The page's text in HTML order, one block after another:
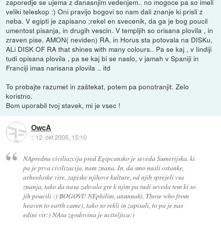
veliki teleskop :) Oni pravijo bogovi so nam dali znanje ki prisli z
neba. V egipti je zapisano ;rekel en svecenik, da ga je bog poucil
umentost pisanja, in drugih vescin. V templjih so orisana plovila , in
zraven pise, AMON( neviden) RA, in Horus sta potovala na DISKu,
ALi DISK OF RA that shines with many colours.. Pa se kaj , v Iindiji
tudi opisana plovila , pa se kaj bi se naslo, v jamah v Spaniji in
Franciji imas narisana plovila .. itd
To probajte razumet in zaštekat, potem pa ponotranjit. Zelo
koristno.
Bom uporabil tvoj stavek, mi je vsec !
OwcA
:: 12. okt 2005, 15:10
NApredna civiliazcija pred Egipcansko je seveda Sumerijska, ki
pa je prva civilizacija, nam znana. In, da smo nasli ostanke,
arheoloske vire, zapiske njihove kulture, od njih sprejeli vsa
znanja, tako da nasa zahvala gre k njim pa tudi seveda tem ki so
jih poucili :) BOGOVI! NEphilim, anunnaki, Those who from
heaven to earth came), tako so rekli in zapisali, to pa je nas
edini vir:) NAsa zgodovina je uciteljica:)